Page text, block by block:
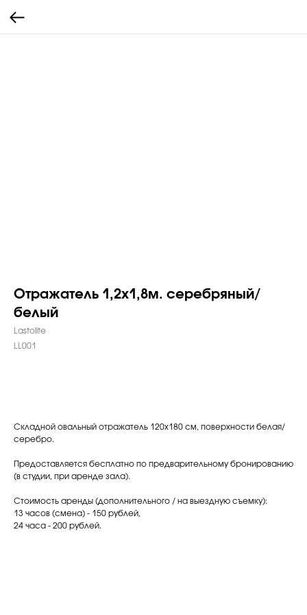
Отражатель 1,2х1,8м. серебряный/
белый
Lastolite
LL001
Складной овальный отражатель 120х180 см, поверхности белая/
серебро.
Предоставляется бесплатно по предварительному бронированию
(в студии, при аренде зала).
Стоимость аренды (дополнительного / на выездную съемку):
13 часов (смена) - 150 рублей,
24 часа - 200 рублей.